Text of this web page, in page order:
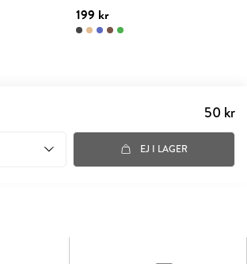
199 kr
Pris:
50 kr
50 kr
EJ I LAGER